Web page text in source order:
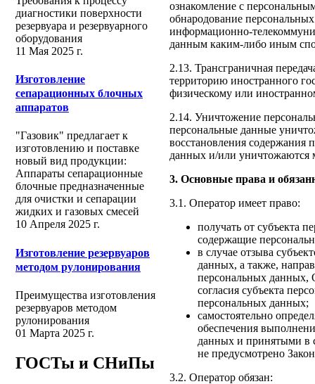
диагностики поверхности
резервуара и резервуарного
оборудования
11 Мая 2025 г.
Изготовление
сепарационных блочных
аппаратов
"Газовик" предлагает к
изготовлению и поставке
новый вид продукции:
Аппараты сепарационные
блочные предназначенные
для очистки и сепарации
жидких и газовых смесей
10 Апреля 2025 г.
Изготовление резервуаров
методом рулонирования
Преимущества изготовления
резервуаров методом
рулонирования
01 Марта 2025 г.
ГОСТы и СНиПы
ознакомление с
обнародование
информационно-
данным каким-либо иным
2.13. Трансграничная
территорию иностранного
физическому или
2.14. Уничтожение
персональные данные
восстановления
данных и/или уничтожаются
3. Основные права и
3.1. Оператор имеет право:
получать от субъекта
содержащие
в случае отзыва
данных, а также,
персональных данных,
согласия субъекта
персональных данных;
самостоятельно
обеспечения
данных и принятыми в
не предусмотрено
3.2. Оператор обязан: